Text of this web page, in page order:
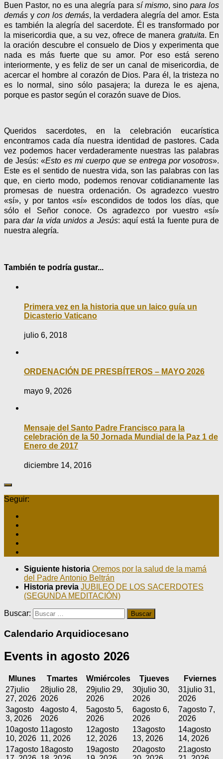
Buen Pastor, no es una alegría para sí mismo, sino para los
demás y con los demás, la verdadera alegría del amor. Esta
es también la alegría del sacerdote. Él es transformado por
la misericordia que, a su vez, ofrece de manera gratuita. En
la oración descubre el consuelo de Dios y experimenta que
nada es más fuerte que su amor. Por eso está sereno
interiormente, y es feliz de ser un canal de misericordia, de
acercar el hombre al corazón de Dios. Para él, la tristeza no
es lo normal, sino sólo pasajera; la dureza le es ajena,
porque es pastor según el corazón suave de Dios.
Queridos sacerdotes, en la celebración eucarística
encontramos cada día nuestra identidad de pastores. Cada
vez podemos hacer verdaderamente nuestras las palabras
de Jesús: «Esto es mi cuerpo que se entrega por vosotros».
Este es el sentido de nuestra vida, son las palabras con las
que, en cierto modo, podemos renovar cotidianamente las
promesas de nuestra ordenación. Os agradezco vuestro
«sí», y por tantos «sí» escondidos de todos los días, que
sólo el Señor conoce. Os agradezco por vuestro «sí»
paradar la vida unidos a Jesús: aquí está la fuente pura de
nuestra alegría.
También te podría gustar...
Primera vez en la historia que un laico guía un
Dicasterio Vaticano
julio 6, 2018
ORDENACIÓN DE PRESBÍTEROS – MAYO 2026
mayo 9, 2026
Mensaje del Santo Padre Francisco para la
celebración de la 50 Jornada Mundial de la Paz 1 de
Enero de 2017
diciembre 14, 2016
Seguir:
Siguiente historia Oremos por la salud de la mamá
del Padre Antonio Beltrán
Historia previa JUBILEO DE LOS SACERDOTES
(SEGUNDA MEDITACIÓN)
Buscar:
Calendario Arquidiocesano
Events in agosto 2026
M lunes Tmartes Wmiércoles Tjueves Fviernes
27julio
27, 2026
28julio 28,
2026
29julio 29,
2026
30julio 30,
2026
31julio 31,
2026
3agosto
3, 2026
4agosto 4,
2026
5agosto 5,
2026
6agosto 6,
2026
7agosto 7,
2026
10agosto
10, 2026
11agosto
11, 2026
12agosto
12, 2026
13agosto
13, 2026
14agosto
14, 2026
17agosto 18agosto
19agosto
20agosto
21agosto